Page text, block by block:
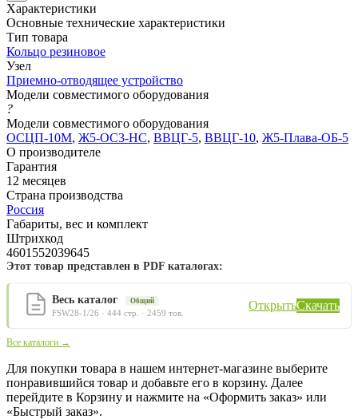
Характеристики
Основные технические характеристики
Тип товара
Кольцо резиновое
Узел
Приемно-отводящее устройство
Модели совместимого оборудования
?
Модели совместимого оборудования
ОСЦП-10М, Ж5-ОС3-НС, ВВЦГ-5, ВВЦГ-10, Ж5-Плава-ОБ-5
О производителе
Гарантия
12 месяцев
Страна производства
Россия
Габариты, вес и комплект
Штрихкод
4601552039645
Этот товар представлен в PDF каталогах:
Весь каталог Общий
FSW28-1/26 · 444 стр. · 2459 тов.
ОткрытьСкачать
Все каталоги →
Для покупки товара в нашем интернет-магазине выберите
понравившийся товар и добавьте его в корзину. Далее
перейдите в Корзину и нажмите на «Оформить заказ» или
«Быстрый заказ».